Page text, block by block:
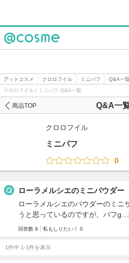
アットコスメ クロロフイル ミニパフ
Q&A一覧
クロロフイル / ミニパフ Q&A一覧
Q&A一
商品TOP
クロロフイル
ミニパフ
0
ローラメルシエのミニパウダー
ローラメルシエのパウダーのミニ
うと思っているのですが、パフg…
回答数 9 私もしりたい！ 0
1件中 1-1件を表示